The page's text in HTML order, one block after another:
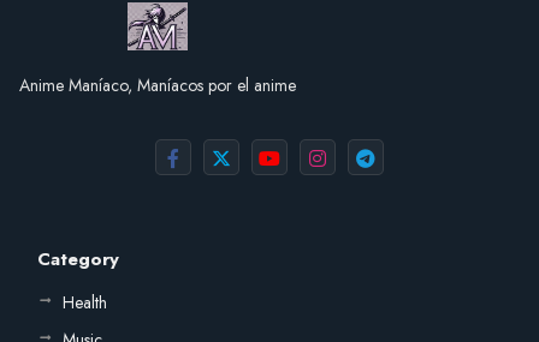
Anime Maníaco, Maníacos por el anime
Category
Health